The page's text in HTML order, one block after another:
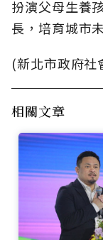
扮演父母生養
長，培育城市
(新北市政府社
相關文章